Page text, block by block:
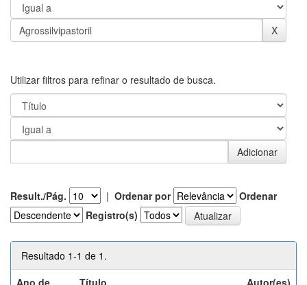
Utilizar filtros para refinar o resultado de busca.
Result./Pág. | Ordenar por
Ordenar
Registro(s)
Resultado 1-1 de 1.
Ano de
Título Autor(es)